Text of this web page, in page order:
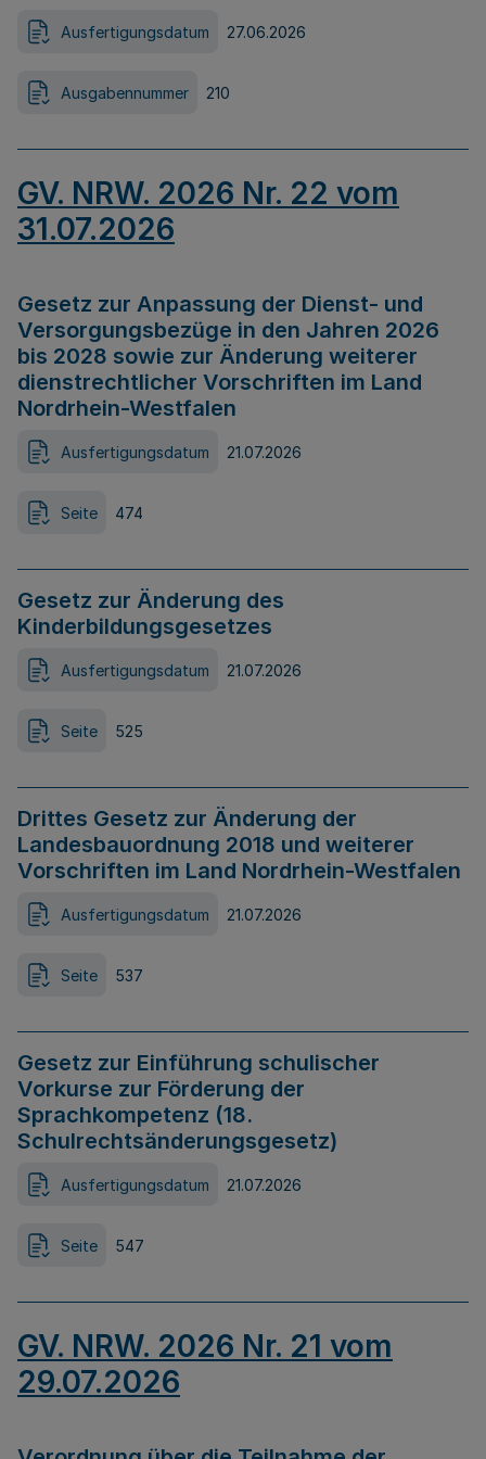
Ausfertigungsdatum 27.06.2026
Ausgabennummer 210
GV. NRW. 2026 Nr. 22 vom
31.07.2026
Gesetz zur Anpassung der Dienst- und
Versorgungsbezüge in den Jahren 2026
bis 2028 sowie zur Änderung weiterer
dienstrechtlicher Vorschriften im Land
Nordrhein-Westfalen
Ausfertigungsdatum 21.07.2026
Seite 474
Gesetz zur Änderung des
Kinderbildungsgesetzes
Ausfertigungsdatum 21.07.2026
Seite 525
Drittes Gesetz zur Änderung der
Landesbauordnung 2018 und weiterer
Vorschriften im Land Nordrhein-Westfalen
Ausfertigungsdatum 21.07.2026
Seite 537
Gesetz zur Einführung schulischer
Vorkurse zur Förderung der
Sprachkompetenz (18.
Schulrechtsänderungsgesetz)
Ausfertigungsdatum 21.07.2026
Seite 547
GV. NRW. 2026 Nr. 21 vom
29.07.2026